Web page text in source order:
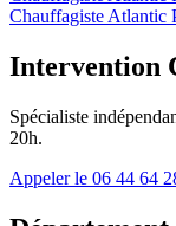
Chauffagiste Atlantic
Intervention
Spécialiste
20h.
Appeler le 06 44 64